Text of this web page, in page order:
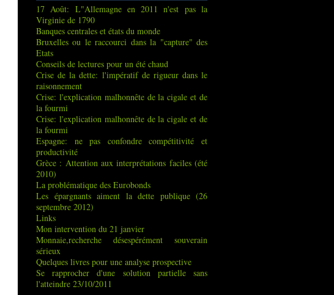
17 Août: L"Allemagne en 2011 n'est pas la
Virginie de 1790
Banques centrales et états du monde
Bruxelles ou le raccourci dans la "capture" des
Etats
Conseils de lectures pour un été chaud
Crise de la dette: l'impératif de rigueur dans le
raisonnement
Crise: l'explication malhonnête de la cigale et de
la fourmi
Crise: l'explication malhonnête de la cigale et de
la fourmi
Espagne: ne pas confondre compétitivité et
productivité
Grèce : Attention aux interprétations faciles (été
2010)
La problématique des Eurobonds
Les épargnants aiment la dette publique (26
septembre 2012)
Links
Mon intervention du 21 janvier
Monnaie,recherche désespérément souverain
sérieux
Quelques livres pour une analyse prospective
Se rapprocher d'une solution partielle sans
l'atteindre 23/10/2011